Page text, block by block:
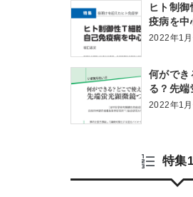
ヒト制
疫病を中
2022年1
何ができ
る？先端
い分けガ
2022年1
特集1